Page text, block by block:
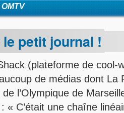
OMTV
le petit journal !
(plateforme de cool-
de médias dont La
l’Olympique de
: « C’était une chaîne